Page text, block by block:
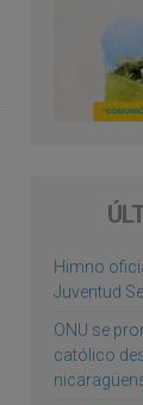
Himno
Juventud
ONU se
católico